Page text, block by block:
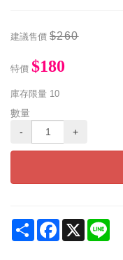
建議售價 $260
特價 $180
庫存限量 10
數量
-
+
Share Facebook
X